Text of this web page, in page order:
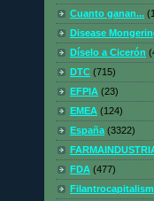
Cuanto ganan...
Disease
Díselo a Cicerón
DTC (715)
EFPIA (23)
EMEA (124)
España (3322)
FDA (477)